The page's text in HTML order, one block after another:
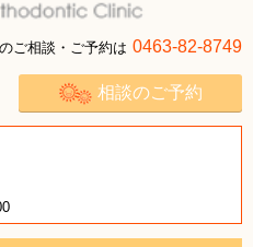
ご相談・ご予約は 0463-82-8749
相談のご予約